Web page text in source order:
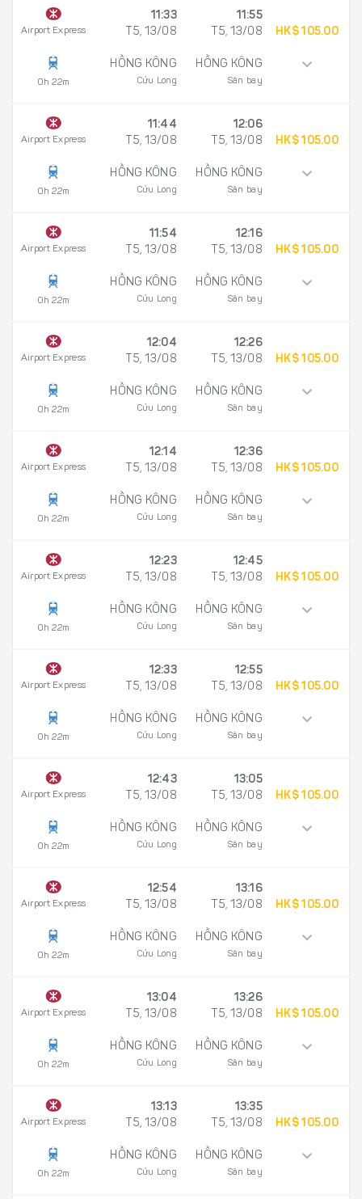
Airport Express
0h 22m
11:33
T5, 13/08
HỒNG KÔNG
Cửu Long
11:55
T5, 13/08
HỒNG KÔNG
Sân bay
HK$ 105.00
Airport Express
0h 22m
11:44
T5, 13/08
HỒNG KÔNG
Cửu Long
12:06
T5, 13/08
HỒNG KÔNG
Sân bay
HK$ 105.00
Airport Express
0h 22m
11:54
T5, 13/08
HỒNG KÔNG
Cửu Long
12:16
T5, 13/08
HỒNG KÔNG
Sân bay
HK$ 105.00
Airport Express
0h 22m
12:04
T5, 13/08
HỒNG KÔNG
Cửu Long
12:26
T5, 13/08
HỒNG KÔNG
Sân bay
HK$ 105.00
Airport Express
0h 22m
12:14
T5, 13/08
HỒNG KÔNG
Cửu Long
12:36
T5, 13/08
HỒNG KÔNG
Sân bay
HK$ 105.00
Airport Express
0h 22m
12:23
T5, 13/08
HỒNG KÔNG
Cửu Long
12:45
T5, 13/08
HỒNG KÔNG
Sân bay
HK$ 105.00
Airport Express
0h 22m
12:33
T5, 13/08
HỒNG KÔNG
Cửu Long
12:55
T5, 13/08
HỒNG KÔNG
Sân bay
HK$ 105.00
Airport Express
0h 22m
12:43
T5, 13/08
HỒNG KÔNG
Cửu Long
13:05
T5, 13/08
HỒNG KÔNG
Sân bay
HK$ 105.00
Airport Express
0h 22m
12:54
T5, 13/08
HỒNG KÔNG
Cửu Long
13:16
T5, 13/08
HỒNG KÔNG
Sân bay
HK$ 105.00
Airport Express
0h 22m
13:04
T5, 13/08
HỒNG KÔNG
Cửu Long
13:26
T5, 13/08
HỒNG KÔNG
Sân bay
HK$ 105.00
Airport Express
0h 22m
13:13
T5, 13/08
HỒNG KÔNG
Cửu Long
13:35
T5, 13/08
HỒNG KÔNG
Sân bay
HK$ 105.00